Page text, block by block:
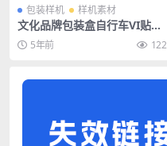
包装样机 样机素材
文化品牌包装盒自行车VI贴图
样机效果图PS素材
5年前 122